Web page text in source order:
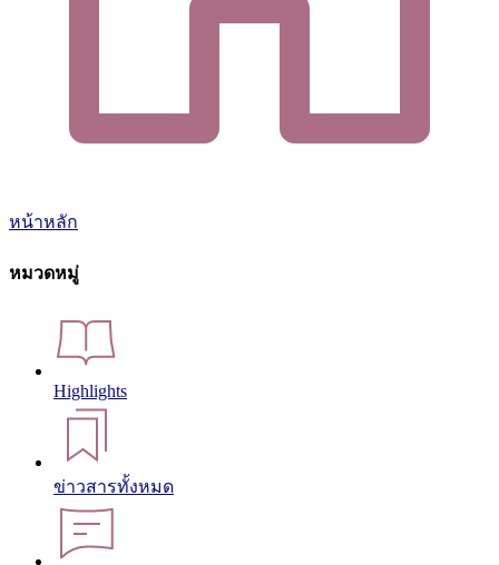
หน้าหลัก
หมวดหมู่
Highlights
ข่าวสารทั้งหมด